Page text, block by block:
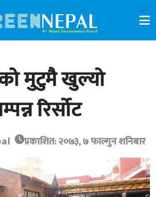
मुटुमै खुल्यो
रिर्सोट
प्रकाशित: २०७३, ७ फाल्गुन शनिबार